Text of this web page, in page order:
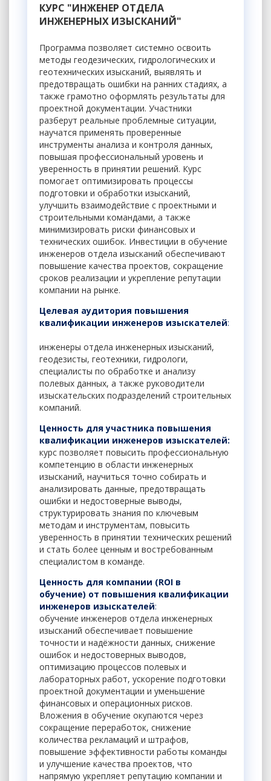
КУРС "ИНЖЕНЕР ОТДЕЛА
ИНЖЕНЕРНЫХ ИЗЫСКАНИЙ"
Программа позволяет системно освоить
методы геодезических, гидрологических и
геотехнических изысканий, выявлять и
предотвращать ошибки на ранних стадиях, а
также грамотно оформлять результаты для
проектной документации. Участники
разберут реальные проблемные ситуации,
научатся применять проверенные
инструменты анализа и контроля данных,
повышая профессиональный уровень и
уверенность в принятии решений. Курс
помогает оптимизировать процессы
подготовки и обработки изысканий,
улучшить взаимодействие с проектными и
строительными командами, а также
минимизировать риски финансовых и
технических ошибок. Инвестиции в обучение
инженеров отдела изысканий обеспечивают
повышение качества проектов, сокращение
сроков реализации и укрепление репутации
компании на рынке.
Целевая аудитория повышения
квалификации инженеров изыскателей:
инженеры отдела инженерных изысканий,
геодезисты, геотехники, гидрологи,
специалисты по обработке и анализу
полевых данных, а также руководители
изыскательских подразделений строительных
компаний.
Ценность для участника повышения
квалификации инженеров изыскателей:
курс позволяет повысить профессиональную
компетенцию в области инженерных
изысканий, научиться точно собирать и
анализировать данные, предотвращать
ошибки и недостоверные выводы,
структурировать знания по ключевым
методам и инструментам, повысить
уверенность в принятии технических решений
и стать более ценным и востребованным
специалистом в команде.
Ценность для компании (ROI в
обучение) от повышения квалификации
инженеров изыскателей:
обучение инженеров отдела инженерных
изысканий обеспечивает повышение
точности и надёжности данных, снижение
ошибок и недостоверных выводов,
оптимизацию процессов полевых и
лабораторных работ, ускорение подготовки
проектной документации и уменьшение
финансовых и операционных рисков.
Вложения в обучение окупаются через
сокращение переработок, снижение
количества рекламаций и штрафов,
повышение эффективности работы команды
и улучшение качества проектов, что
напрямую укрепляет репутацию компании и